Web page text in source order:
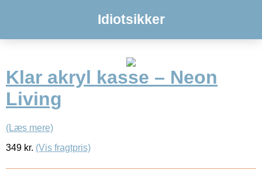
Idiotsikker
Klar akryl kasse – Neon
Living
(Læs mere)
349 kr. (Vis fragtpris)